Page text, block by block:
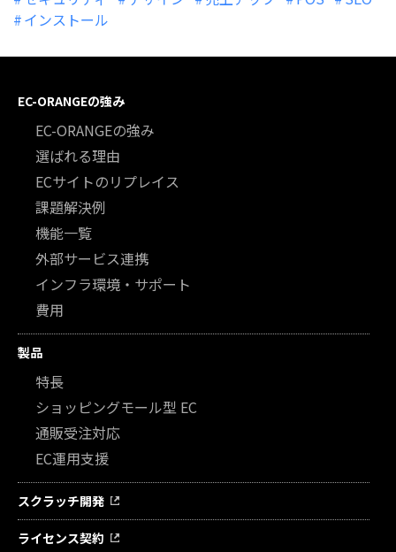
インストール
EC-ORANGEの強み
EC-ORANGEの強み
選ばれる理由
ECサイトのリプレイス
課題解決例
機能一覧
外部サービス連携
インフラ環境・サポート
費用
製品
特長
ショッピングモール型 EC
通販受注対応
EC運用支援
スクラッチ開発
ライセンス契約